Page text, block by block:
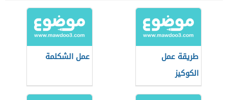
طريقة عمل
الكوكيز
عمل الشكلمة